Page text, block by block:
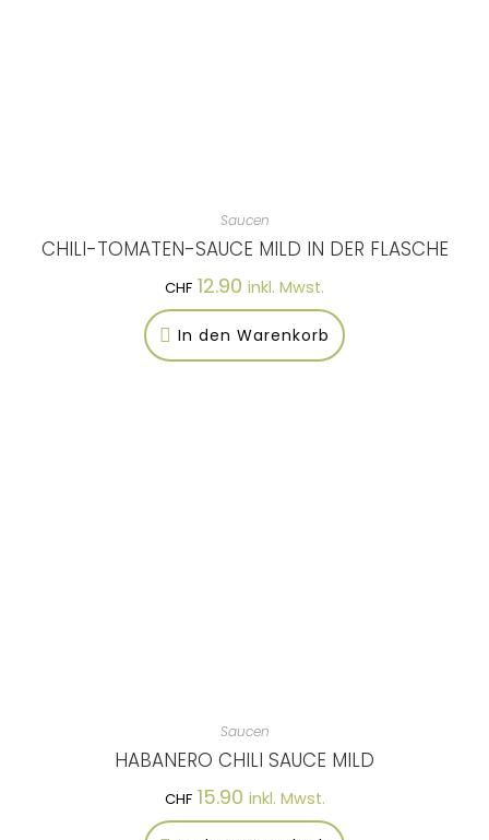
Saucen
CHILI-TOMATEN-SAUCE MILD IN DER FLASCHE
CHF 12.90 inkl. Mwst.
In den Warenkorb
Saucen
HABANERO CHILI SAUCE MILD
CHF15.90 inkl. Mwst.